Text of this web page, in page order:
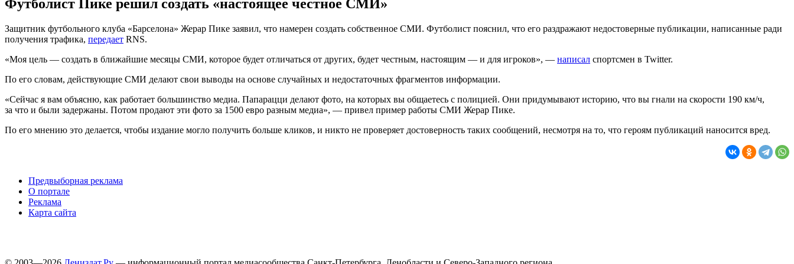
Футболист Пике решил создать «настоящее честное СМИ»
Защитник футбольного клуба «Барселона» Жерар Пике заявил, что намерен создать собственное СМИ. Футболист пояснил, что его раздражают недостоверные публикации, написанные ради
получения трафика, передает RNS.
«Моя цель — создать в ближайшие месяцы СМИ, которое будет отличаться от других, будет честным, настоящим — и для игроков», — написал спортсмен в Twitter.
По его словам, действующие СМИ делают свои выводы на основе случайных и недостаточных фрагментов информации.
«Сейчас я вам объясню, как работает большинство медиа. Папарацци делают фото, на которых вы общаетесь с полицией. Они придумывают историю, что вы гнали на скорости 190 км/ч,
за что и были задержаны. Потом продают эти фото за 1500 евро разным медиа», — привел пример работы СМИ Жерар Пике.
По его мнению это делается, чтобы издание могло получить больше кликов, и никто не проверяет достоверность таких сообщений, несмотря на то, что героям публикаций наносится вред.
Предвыборная реклама
О портале
Реклама
Карта сайта